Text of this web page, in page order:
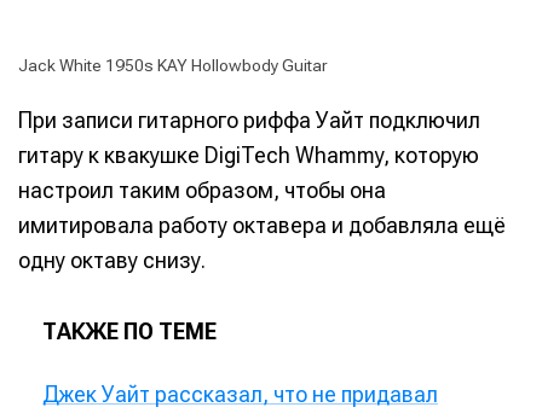
Jack White 1950s KAY Hollowbody Guitar
При записи гитарного риффа Уайт подключил
гитару к квакушке DigiTech Whammy, которую
настроил таким образом, чтобы она
имитировала работу октавера и добавляла ещё
одну октаву снизу.
ТАКЖЕ ПО ТЕМЕ
Джек Уайт рассказал, что не придавал